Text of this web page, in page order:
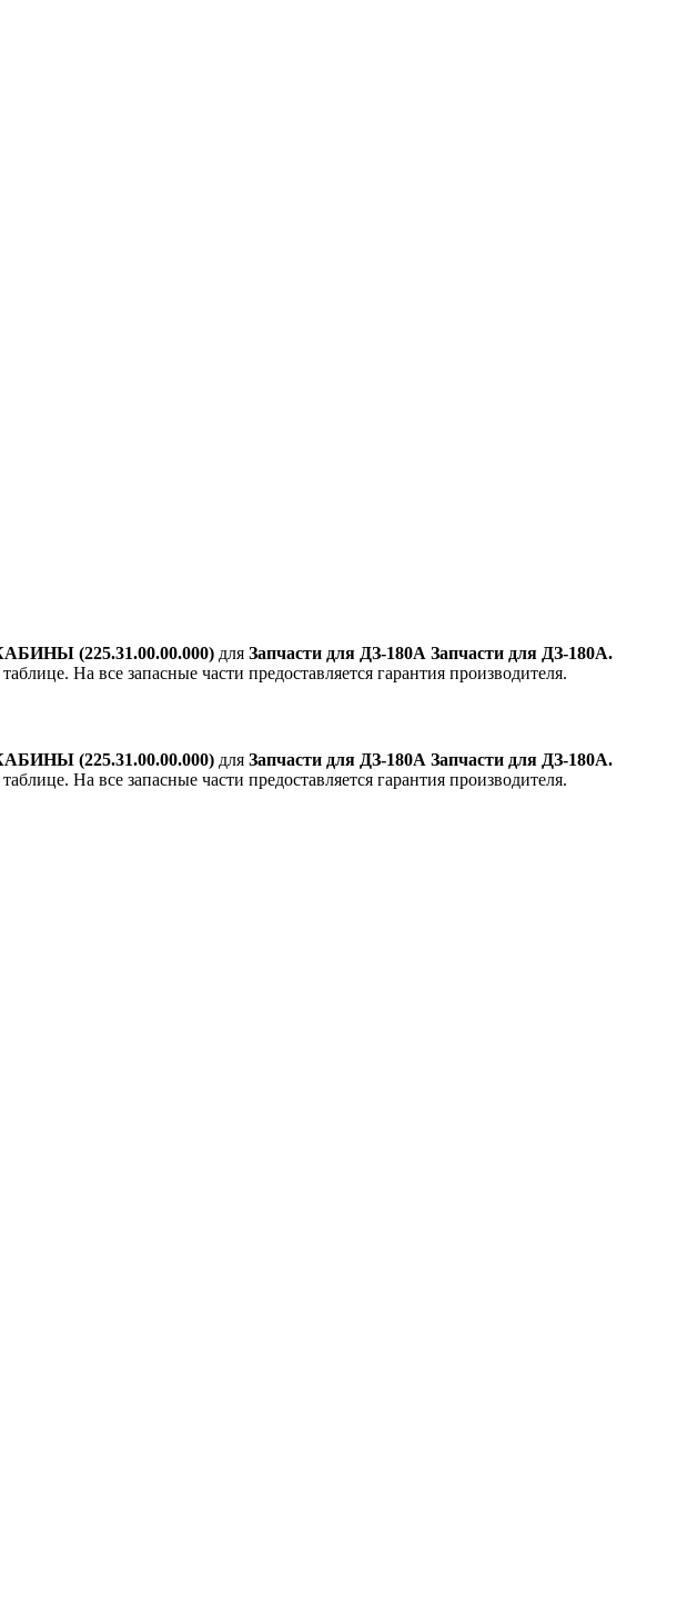
(225.31.00.00.000) для Запчасти для ДЗ-180А Запчасти для ДЗ-180А.
На все запасные части предоставляется гарантия производителя.
(225.31.00.00.000) для Запчасти для ДЗ-180А Запчасти для ДЗ-180А.
На все запасные части предоставляется гарантия производителя.